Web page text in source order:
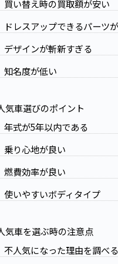
買い替え時の買取額が安い
ドレスアップできるパーツ
デザインが斬新すぎる
知名度が低い
気車選びのポイント
年式が5年以内である
乗り心地が良い
燃費効率が良い
使いやすいボディタイプ
気車を選ぶ時の注意点
不人気になった理由を調べる